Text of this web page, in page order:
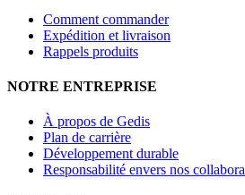
Comment commander
Expédition et livraison
Rappels produits
NOTRE ENTREPRISE
À propos de Gedis
Plan de carrière
Développement durable
Responsabilité envers nos